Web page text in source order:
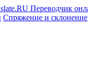
Спряжение и склонение